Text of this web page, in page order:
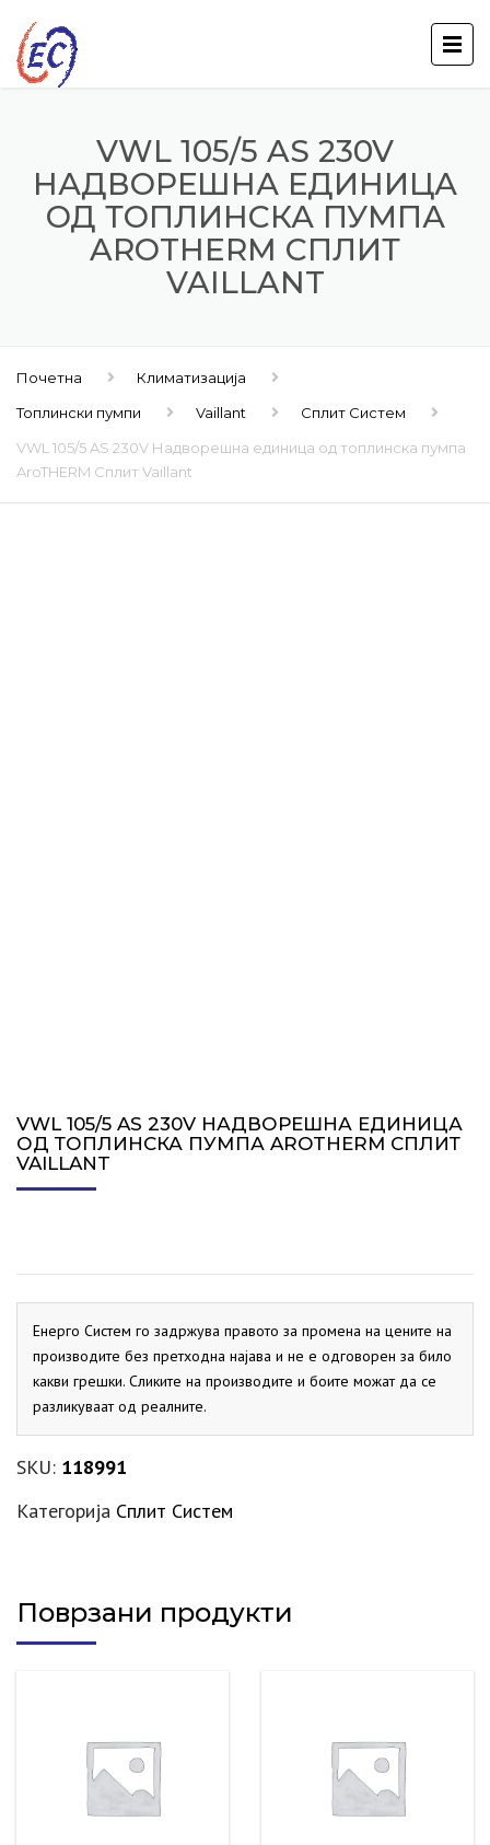
VWL 105/5 AS 230V
НАДВОРЕШНА ЕДИНИЦА
ОД ТОПЛИНСКА ПУМПА
AROTHERM СПЛИТ
VAILLANT
Почетна
Климатизација
Топлински пумпи
Vaillant
Сплит Систем
VWL 105/5 AS 230V Надворешна единица од топлинска пумпа
AroTHERM Сплит Vaillant
VWL 105/5 AS 230V НАДВОРЕШНА ЕДИНИЦА
ОД ТОПЛИНСКА ПУМПА AROTHERM СПЛИТ
VAILLANT
Енерго Систем го задржува правото за промена на цените на
производите без претходна најава и не е одговорен за било
какви грешки. Сликите на производите и боите можат да се
разликуваат од реалните.
SKU: 118991
Категорија Сплит Систем
Поврзани продукти